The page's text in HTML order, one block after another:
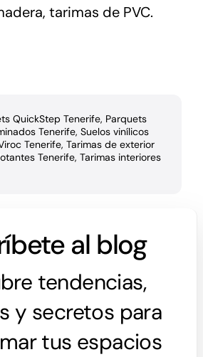
tarimas de PVC.
QuickStep Tenerife, Parquets
Tenerife, Suelos vinílicos
Tenerife, Tarimas de exterior
Tenerife, Tarimas interiores
al blog
tendencias,
y secretos para
tus espacios